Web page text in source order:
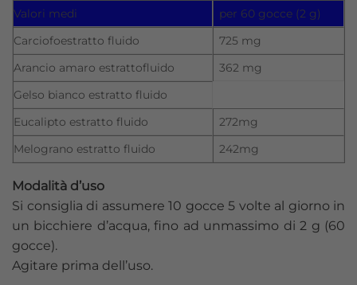
Valori medi
per 60 gocce (2 g)
Carciofoestratto fluido
725 mg
Arancio amaro estrattofluido
362 mg
Gelso bianco estratto fluido
Eucalipto estratto fluido
272mg
Melograno estratto fluido
242mg
Modalità d’uso
Si consiglia di assumere 10 gocce 5 volte al giorno in
un bicchiere d’acqua, fino ad unmassimo di 2 g (60
gocce).
Agitare prima dell’uso.